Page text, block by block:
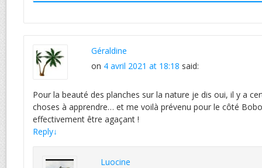
Géraldine
on 4 avril 2021 at 18:18 said:
Pour la beauté des planches sur la nature je dis oui, il y a
choses à apprendre… et me voilà prévenu pour le côté
effectivement être agaçant !
Reply↓
Luocine